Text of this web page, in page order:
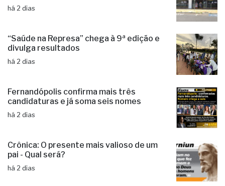
há 2 dias
“Saúde na Represa” chega à 9ª edição e
divulga resultados
há 2 dias
Fernandópolis confirma mais três
candidaturas e já soma seis nomes
há 2 dias
Crônica: O presente mais valioso de um
pai - Qual será?
há 2 dias